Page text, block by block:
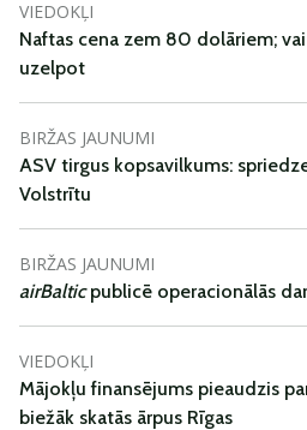
VIEDOKĻI
Naftas cena zem 80 dolāriem;
uzelpot
BIRŽAS JAUNUMI
ASV tirgus kopsavilkums:
Volstrītu
BIRŽAS JAUNUMI
airBalticpublicē operacionālās
VIEDOKĻI
Mājokļu finansējums pieaudzis
biežāk skatās ārpus Rīgas